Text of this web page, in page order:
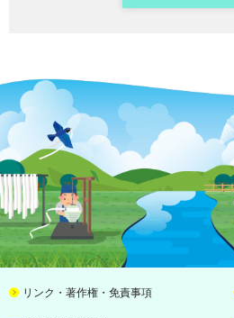
リンク・著作権・免責事項